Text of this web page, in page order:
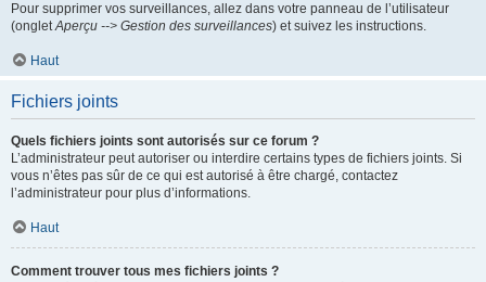
Pour supprimer vos surveillances, allez dans votre panneau de l’utilisateur
(ongletAperçu --> Gestion des surveillances) et suivez les instructions.
Haut
Fichiers joints
Quels fichiers joints sont autorisés sur ce forum ?
L’administrateur peut autoriser ou interdire certains types de fichiers joints. Si
vous n’êtes pas sûr de ce qui est autorisé à être chargé, contactez
l’administrateur pour plus d’informations.
Haut
Comment trouver tous mes fichiers joints ?